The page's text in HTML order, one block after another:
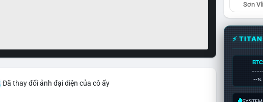
Đã thay đổi ảnh đại diện của cô ấy
Sơn
⚡
BTC
--%